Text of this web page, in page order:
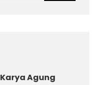
Karya Agung